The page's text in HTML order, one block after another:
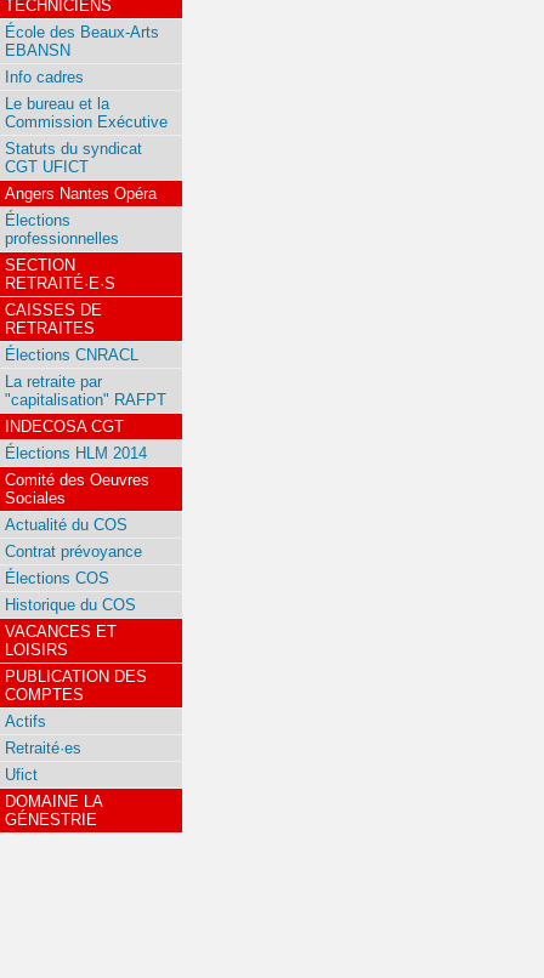
TECHNICIENS
École des Beaux-Arts
EBANSN
Info cadres
Le bureau et la
Commission Exécutive
Statuts du syndicat
CGT UFICT
Angers Nantes Opéra
Élections
professionnelles
SECTION
RETRAITÉ·E·S
CAISSES DE
RETRAITES
Élections CNRACL
La retraite par
"capitalisation" RAFPT
INDECOSA CGT
Élections HLM 2014
Comité des Oeuvres
Sociales
Actualité du COS
Contrat prévoyance
Élections COS
Historique du COS
VACANCES ET
LOISIRS
PUBLICATION DES
COMPTES
Actifs
Retraité·es
Ufict
DOMAINE LA
GÉNESTRIE